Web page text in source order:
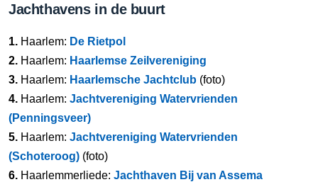
Jachthavens in de buurt
1. Haarlem: De Rietpol
2. Haarlem: Haarlemse Zeilvereniging
3. Haarlem: Haarlemsche Jachtclub (foto)
4. Haarlem: Jachtvereniging Watervrienden
(Penningsveer)
5. Haarlem: Jachtvereniging Watervrienden
(Schoteroog) (foto)
6. Haarlemmerliede: Jachthaven Bij van Assema